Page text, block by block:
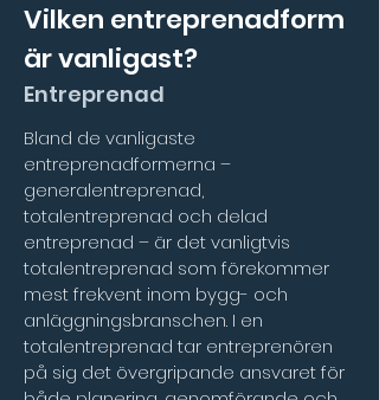
Vilken entreprenadform
är vanligast?
Entreprenad
Bland de vanligaste
entreprenadformerna –
generalentreprenad,
totalentreprenad och delad
entreprenad – är det vanligtvis
totalentreprenad som förekommer
mest frekvent inom bygg- och
anläggningsbranschen. I en
totalentreprenad tar entreprenören
på sig det övergripande ansvaret för